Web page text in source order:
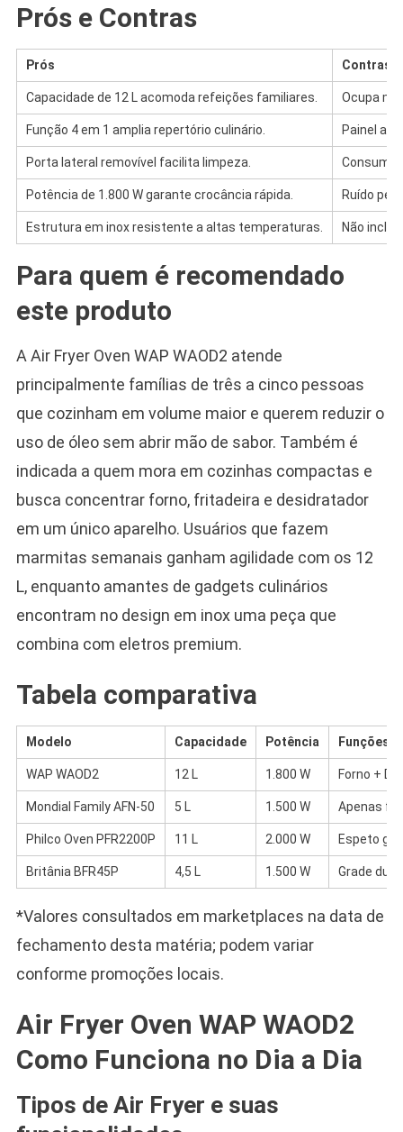
Prós e Contras
Prós Contras
Capacidade de 12 L acomoda refeições familiares. Ocupa
Função 4 em 1 amplia repertório culinário. Painel
Porta lateral removível facilita limpeza. Consumo
Potência de 1.800 W garante crocância rápida. Ruído
Estrutura em inox resistente a altas temperaturas. Não inclui
Para quem é recomendado
este produto
A Air Fryer Oven WAP WAOD2 atende
principalmente famílias de três a cinco pessoas
que cozinham em volume maior e querem reduzir o
uso de óleo sem abrir mão de sabor. Também é
indicada a quem mora em cozinhas compactas e
busca concentrar forno, fritadeira e desidratador
em um único aparelho. Usuários que fazem
marmitas semanais ganham agilidade com os 12
L, enquanto amantes de gadgets culinários
encontram no design em inox uma peça que
combina com eletros premium.
Tabela comparativa
Modelo Capacidade Potência Funções
WAP WAOD2 12 L 1.800 W Forno +
Mondial Family AFN-50 5 L 1.500 W Apenas
Philco Oven PFR2200P 11 L 2.000 W Espeto
Britânia BFR45P 4,5 L 1.500 W Grade
*Valores consultados em marketplaces na data de
fechamento desta matéria; podem variar
conforme promoções locais.
Air Fryer Oven WAP WAOD2
Como Funciona no Dia a Dia
Tipos de Air Fryer e suas